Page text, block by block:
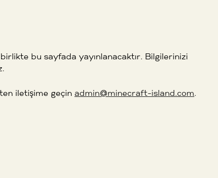
bu sayfada yayınlanacaktır. Bilgilerinizi
iletişime geçin admin@minecraft-island.com.